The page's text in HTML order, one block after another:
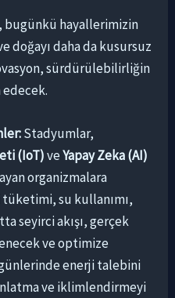
bugünkü hayallerimizin
doğayı daha da kusursuz
sürdürülebilirliğin
edecek.
Stadyumlar,
(IoT)veYapay Zeka (AI)
organizmalara
su kullanımı,
seyirci akışı, gerçek
ve optimize
enerji talebini
ve iklimlendirmeyi